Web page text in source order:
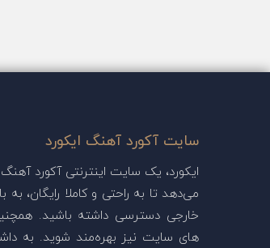
سایت آکورد آهنگ ایکورد
ایکورد، یک سایت اینترنتی آکورد
می‌دهد تا به راحتی و کاملا رایگان،
خارجی دسترسی داشته باشید.
های سایت نیز بهره‌مند شوید. به